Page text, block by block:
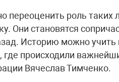
переоценить роль
Они становятся
Историю можно учить
где происходили
Вячеслав Тимченко.